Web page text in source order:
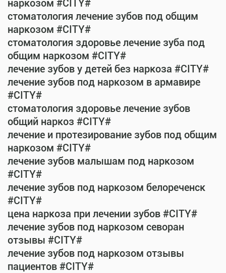
наркозом #CITY#
стоматология лечение зубов под общим
наркозом #CITY#
стоматология здоровье лечение зуба под
общим наркозом #CITY#
лечение зубов у детей без наркоза #CITY#
лечение зубов под наркозом в армавире
#CITY#
стоматология здоровье лечение зубов
общий наркоз #CITY#
лечение и протезирование зубов под общим
наркозом #CITY#
лечение зубов малышам под наркозом
#CITY#
лечение зубов под наркозом белореченск
#CITY#
цена наркоза при лечении зубов #CITY#
лечение зубов под наркозом севоран
отзывы #CITY#
лечение зубов под наркозом отзывы
пациентов #CITY#